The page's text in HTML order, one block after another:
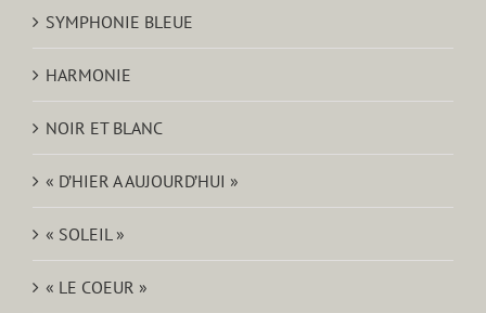
SYMPHONIE BLEUE
HARMONIE
NOIR ET BLANC
« D’HIER A AUJOURD’HUI »
« SOLEIL »
« LE COEUR »